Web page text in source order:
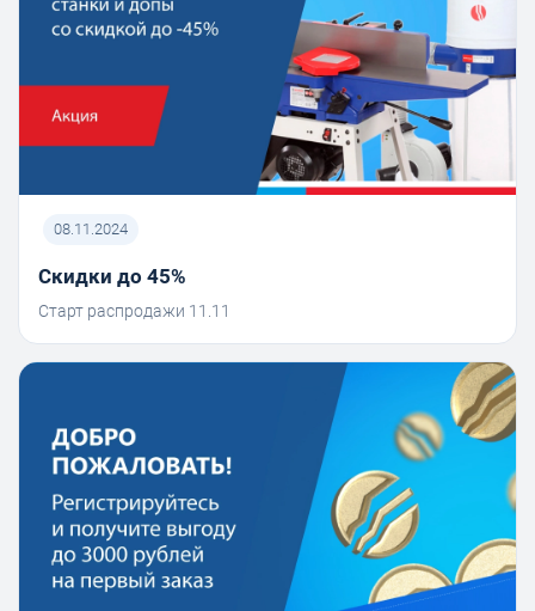
08.11.2024
Скидки до 45%
Старт распродажи 11.11